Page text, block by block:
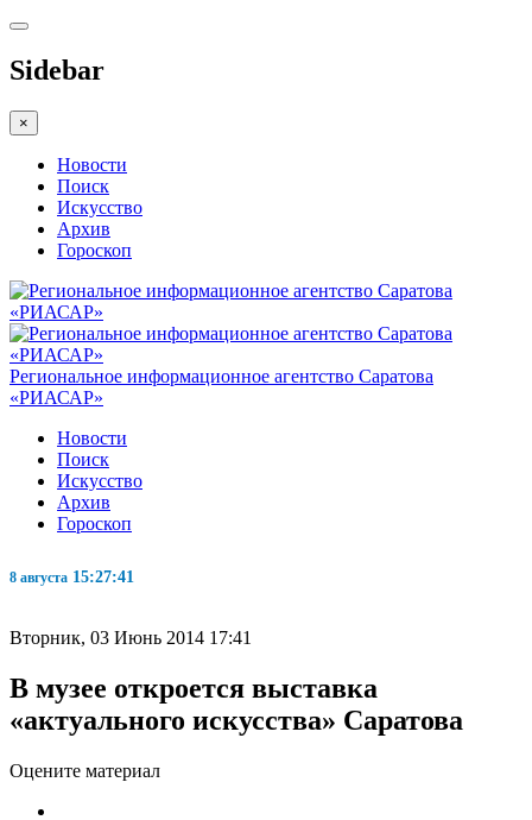
Sidebar
×
Новости
Поиск
Искусство
Архив
Гороскоп
Региональное информационное агентство Саратова
«РИАСАР»
Новости
Поиск
Искусство
Архив
Гороскоп
8 августа 15:27:41
Вторник, 03 Июнь 2014 17:41
В музее откроется выставка
«актуального искусства» Саратова
Оцените материал